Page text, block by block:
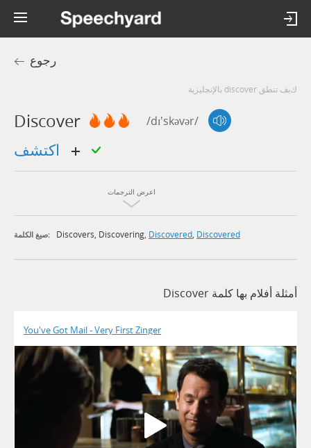
رجوع
كيف تنطق discover بالإنجليزية
Discover /dɪ'skəvər/
اعرض الترجمات
صيغ الكلمة: Discovers, Discovering, Discovered, Discovered
أمثلة أفلام بها كلمة Discover
You've Got Mail - Very First Zinger